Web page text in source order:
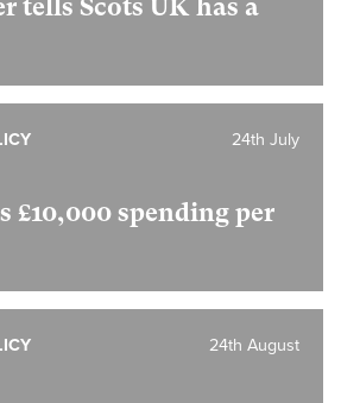
tells Scots UK has a
£10,000 spending per
24th July
24th August